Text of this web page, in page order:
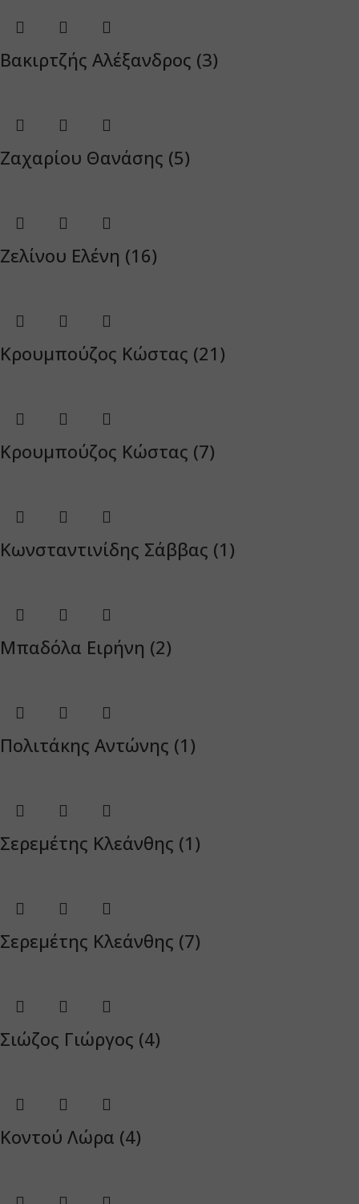
Βακιρτζής Αλέξανδρος (3)
Ζαχαρίου Θανάσης (5)
Ζελίνου Ελένη (16)
Κρουμπούζος Κώστας (21)
Κρουμπούζος Κώστας (7)
Κωνσταντινίδης Σάββας (1)
Μπαδόλα Ειρήνη (2)
Πολιτάκης Αντώνης (1)
Σερεμέτης Κλεάνθης (1)
Σερεμέτης Κλεάνθης (7)
Σιώζος Γιώργος (4)
Κοντού Λώρα (4)